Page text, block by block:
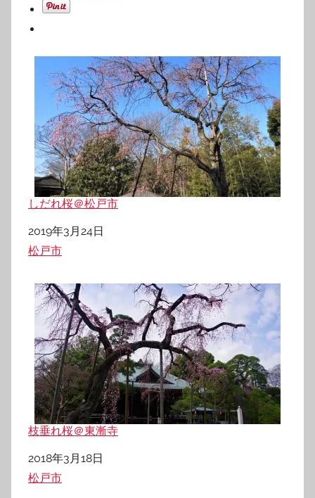
しだれ桜＠松戸市
日付
2019年3月24日
関連理由
松戸市
枝垂れ桜＠東漸寺
日付
2018年3月18日
関連理由
松戸市